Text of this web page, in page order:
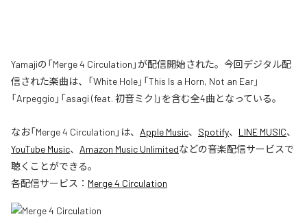
Yamajiの「Merge 4 Circulation」が配信開始された。今回デジタル配
信された楽曲は、「White Hole」「This Is a Horn, Not an Ear」
「Arpeggio」「asagi (feat. 初音ミク)」を含む全4曲となっている。
なお「Merge 4 Circulation 」は、 Apple Music、 Spotify、 LINE MUSIC、
YouTube Music、 Amazon Music Unlimitedなどの音楽配信サービスで
聴くことができる。
各配信サービス： Merge 4 Circulation